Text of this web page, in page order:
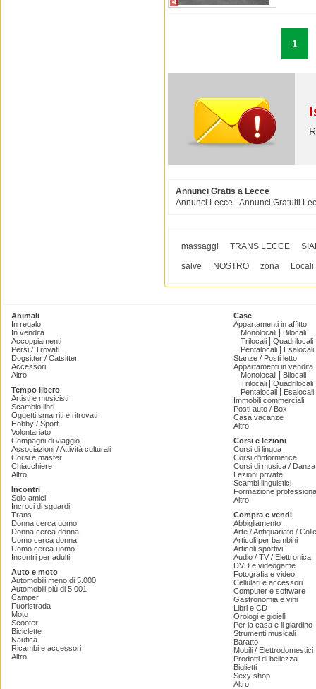
1
Annunci Gratis a Lecce
Annunci Lecce - Annunci Gratuiti
massaggi TRANS LECCE
salve
NOSTRO zona Locali
Animali
In regalo
In vendita
Accoppiamenti
Persi / Trovati
Dogsitter / Catsitter
Accessori
Altro
Tempo libero
Artisti e musicisti
Scambio libri
Oggetti smarriti e ritrovati
Hobby / Sport
Volontariato
Compagni di viaggio
Associazioni / Attività culturali
Corsi e master
Chiacchiere
Altro
Incontri
Solo amici
Incroci di sguardi
Trans
Donna cerca uomo
Donna cerca donna
Uomo cerca donna
Uomo cerca uomo
Incontri per adulti
Auto e moto
Automobili meno di 5.000
Automobili più di 5.001
Camper
Fuoristrada
Moto
Scooter
Biciclette
Nautica
Ricambi e accessori
Altro
Case
Appartamenti in affitto
Monolocali
Bilocali
Trilocali
Quadrilocali
Pentalocali
Esalocali
Stanze / Posti letto
Appartamenti in vendita
Monolocali
Bilocali
Trilocali
Quadrilocali
Pentalocali
Esalocali
Immobili commerciali
Posti auto / Box
Casa vacanze
Altro
Corsi e lezioni
Corsi di lingua
Corsi d'informatica
Corsi di musica /
Lezioni private
Scambi linguistici
Formazione
Altro
Compra e vendi
Abbigliamento
Arte / Antiquariato /
Articoli per bambini
Articoli sportivi
Audio / TV / Elettronica
DVD e videogame
Fotografia e video
Cellulari e accessori
Computer e software
Gastronomia e vini
Libri e CD
Orologi e gioielli
Per la casa e il giardino
Strumenti musicali
Baratto
Mobili / Elettrodomestici
Prodotti di bellezza
Biglietti
Sexy shop
Altro